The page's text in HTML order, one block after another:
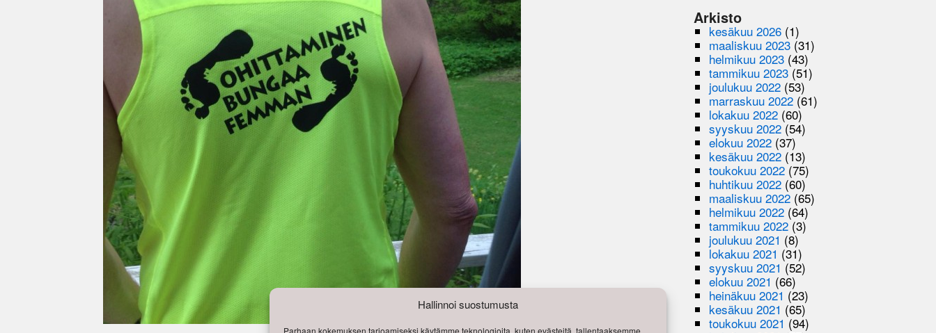
Hallinnoi suostumusta
Parhaan kokemuksen tarjoamiseksi käytämme teknologioita, kuten evästeitä, tallentaaksemme
Arkisto
kesäkuu 2026 (1)
maaliskuu 2023 (31)
helmikuu 2023 (43)
tammikuu 2023(51)
joulukuu 2022 (53)
marraskuu 2022 (61)
lokakuu 2022 (60)
syyskuu 2022(54)
elokuu 2022 (37)
kesäkuu 2022 (13)
toukokuu 2022(75)
huhtikuu 2022 (60)
maaliskuu 2022 (65)
helmikuu 2022 (64)
tammikuu 2022(3)
joulukuu 2021 (8)
lokakuu 2021 (31)
syyskuu 2021 (52)
elokuu 2021 (66)
heinäkuu 2021 (23)
kesäkuu 2021 (65)
toukokuu 2021 (94)